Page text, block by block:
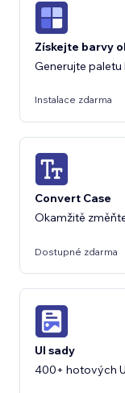
Získejte barvy
Generujte paletu
Instalace zdarma
Convert Case
Okamžitě
Dostupné zdarma
UI sady
400+ hotových